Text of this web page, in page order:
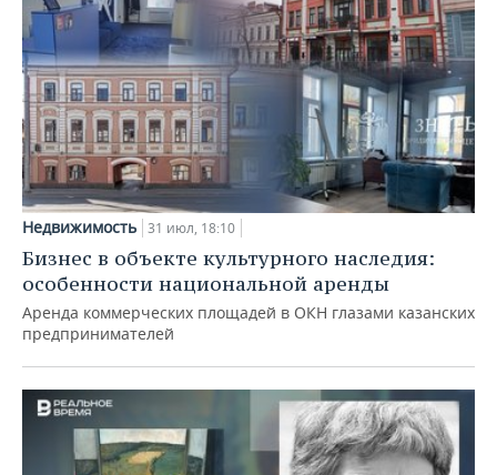
Недвижимость 31 июл, 18:10
Бизнес в объекте культурного наследия:
особенности национальной аренды
Аренда коммерческих площадей в ОКН глазами казанских
предпринимателей